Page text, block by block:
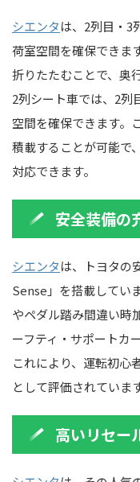
シエンタは、2列目・3
荷室空間を確保できま
折りたたむことで、奥
2列シート車では、2列
空間を確保できます。
積載することが可能で
対応できます。
安全装備の
シエンタは、トヨタの
Sense」を搭載してい
やペダル踏み間違い時
ーフティ・サポートカ
これにより、運転初心
として評価されています
高いリセー